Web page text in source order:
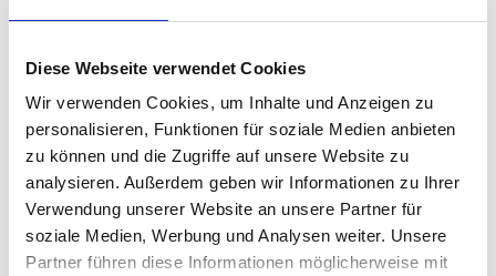
Diese Webseite verwendet Cookies
Wir verwenden Cookies, um Inhalte und Anzeigen zu
personalisieren, Funktionen für soziale Medien anbieten
zu können und die Zugriffe auf unsere Website zu
analysieren. Außerdem geben wir Informationen zu Ihrer
Verwendung unserer Website an unsere Partner für
soziale Medien, Werbung und Analysen weiter. Unsere
Partner führen diese Informationen möglicherweise mit
500,00 €